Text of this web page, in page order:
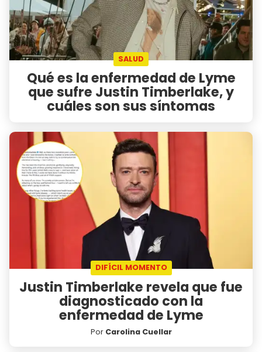
SALUD
Qué es la enfermedad de Lyme
que sufre Justin Timberlake, y
cuáles son sus síntomas
DIFÍCIL MOMENTO
Justin Timberlake revela que fue
diagnosticado con la
enfermedad de Lyme
Por Carolina Cuellar